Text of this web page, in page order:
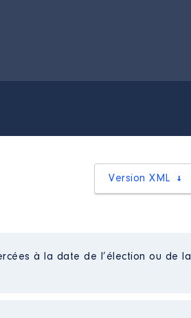
Version XML
à la date de l’élection ou de la